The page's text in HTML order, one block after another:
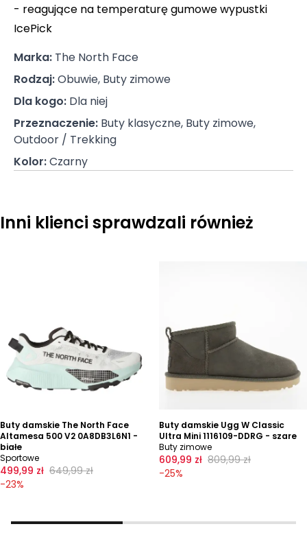
- reagujące na temperaturę gumowe wypustki
IcePick
Marka: The North Face
Rodzaj:Obuwie, Buty zimowe
Dla kogo: Dla niej
Przeznaczenie: Buty klasyczne, Buty zimowe,
Outdoor / Trekking
Kolor:Czarny
Inni klienci sprawdzali również
Buty damskie The North Face
Altamesa 500 V2 0A8DB3L6N1 -
białe
Sportowe
499,99 zł 649,99 zł
-23%
Buty damskie Ugg W Classic
Ultra Mini 1116109-DDRG - szare
Buty zimowe
609,99 zł 809,99 zł
-25%